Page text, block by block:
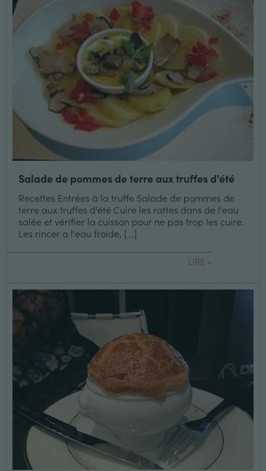
Salade de pommes de terre aux truffes d'été
Recettes Entrées à la truffe Salade de pommes de
terre aux truffes d'été Cuire les rattes dans de l'eau
salée et vérifier la cuisson pour ne pas trop les cuire.
Les rincer a l'eau froide, [...]
LIRE +